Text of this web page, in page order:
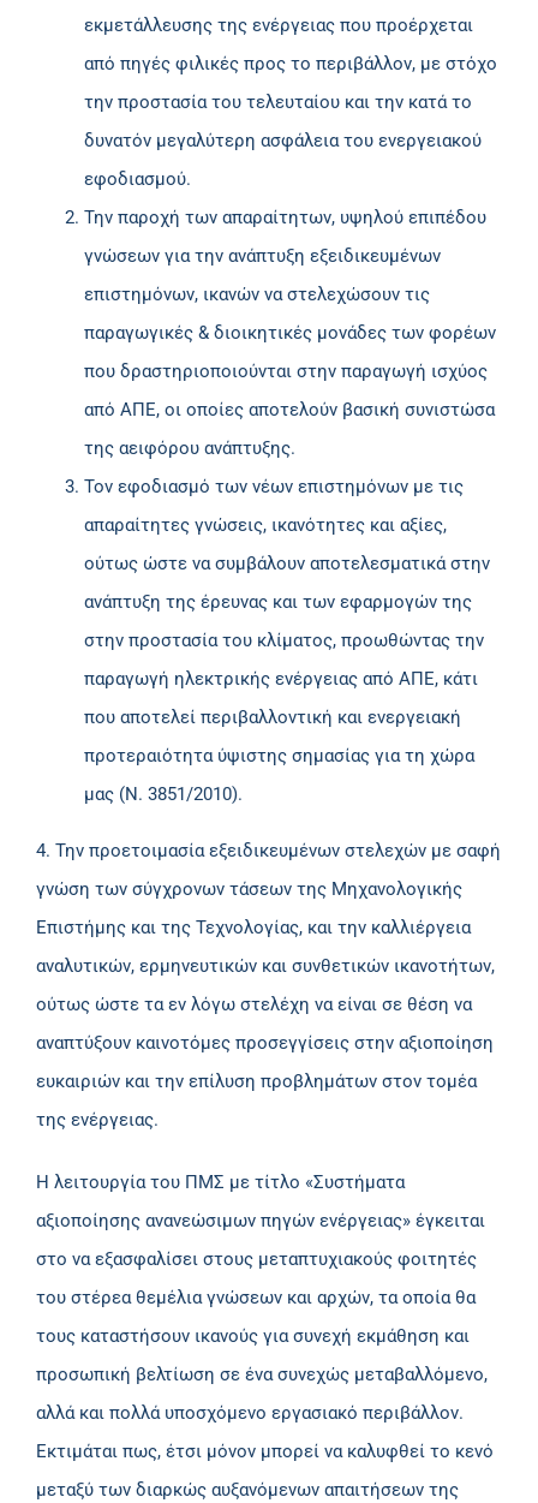
εκμετάλλευσης της ενέργειας που προέρχεται
από πηγές φιλικές προς το περιβάλλον, με στόχο
την προστασία του τελευταίου και την κατά το
δυνατόν μεγαλύτερη ασφάλεια του ενεργειακού
εφοδιασμού.
Την παροχή των απαραίτητων, υψηλού επιπέδου
γνώσεων για την ανάπτυξη εξειδικευμένων
επιστημόνων, ικανών να στελεχώσουν τις
παραγωγικές & διοικητικές μονάδες των φορέων
που δραστηριοποιούνται στην παραγωγή ισχύος
από ΑΠΕ, οι οποίες αποτελούν βασική συνιστώσα
της αειφόρου ανάπτυξης.
Τον εφοδιασμό των νέων επιστημόνων με τις
απαραίτητες γνώσεις, ικανότητες και αξίες,
ούτως ώστε να συμβάλουν αποτελεσματικά στην
ανάπτυξη της έρευνας και των εφαρμογών της
στην προστασία του κλίματος, προωθώντας την
παραγωγή ηλεκτρικής ενέργειας από ΑΠΕ, κάτι
που αποτελεί περιβαλλοντική και ενεργειακή
προτεραιότητα ύψιστης σημασίας για τη χώρα
μας (Ν. 3851/2010).
4. Την προετοιμασία εξειδικευμένων στελεχών με σαφή
γνώση των σύγχρονων τάσεων της Μηχανολογικής
Επιστήμης και της Τεχνολογίας, και την καλλιέργεια
αναλυτικών, ερμηνευτικών και συνθετικών ικανοτήτων,
ούτως ώστε τα εν λόγω στελέχη να είναι σε θέση να
αναπτύξουν καινοτόμες προσεγγίσεις στην αξιοποίηση
ευκαιριών και την επίλυση προβλημάτων στον τομέα
της ενέργειας.
Η λειτουργία του ΠΜΣ με τίτλο «Συστήματα
αξιοποίησης ανανεώσιμων πηγών ενέργειας» έγκειται
στο να εξασφαλίσει στους μεταπτυχιακούς φοιτητές
του στέρεα θεμέλια γνώσεων και αρχών, τα οποία θα
τους καταστήσουν ικανούς για συνεχή εκμάθηση και
προσωπική βελτίωση σε ένα συνεχώς μεταβαλλόμενο,
αλλά και πολλά υποσχόμενο εργασιακό περιβάλλον.
Εκτιμάται πως, έτσι μόνον μπορεί να καλυφθεί το κενό
μεταξύ των διαρκώς αυξανόμενων απαιτήσεων της